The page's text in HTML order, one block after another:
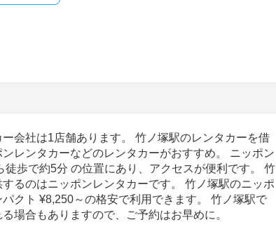
会社は1店舗あります。 竹ノ塚駅のレンタカーを借
レンタカーなどのレンタカーがおすすめ。 ニッポン
徒歩で約5分 の位置にあり、アクセスが便利です。 竹
るのはニッポンレンタカーです。 竹ノ塚駅のニッポ
クト ¥8,250～の格安で利用できます。 竹ノ塚駅で
場合もありますので、ご予約はお早めに。